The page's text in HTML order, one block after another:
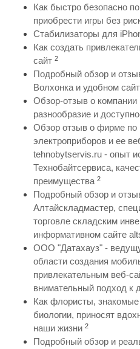
Как быстро безопасно
приобрести игры без
Стабилизаторы для
Как создать
сайт 2
Подробный обзор и
Волхонка и удобном
Обзор-отзыв о компании
разнообразие и
Обзор отзыв о фирме по
электроприборов и ее
tehnobytservis.ru - опыт
Технобайтсервиса,
преимущества 2
Подробный обзор и
Алтайскладмастер,
торговле складским
информативном сайте
ООО "Датахауз" -
области создания
привлекательным веб-
внимательный подход к
Как флористы,
биологии, приносят
наши жизни 2
Подробный обзор и